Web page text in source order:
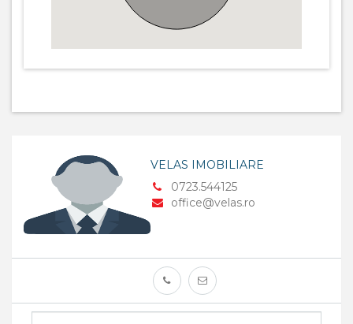
VELAS IMOBILIARE
0723.544125
office@velas.ro